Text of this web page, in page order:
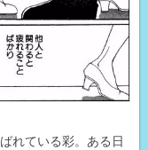
れている彩。ある日